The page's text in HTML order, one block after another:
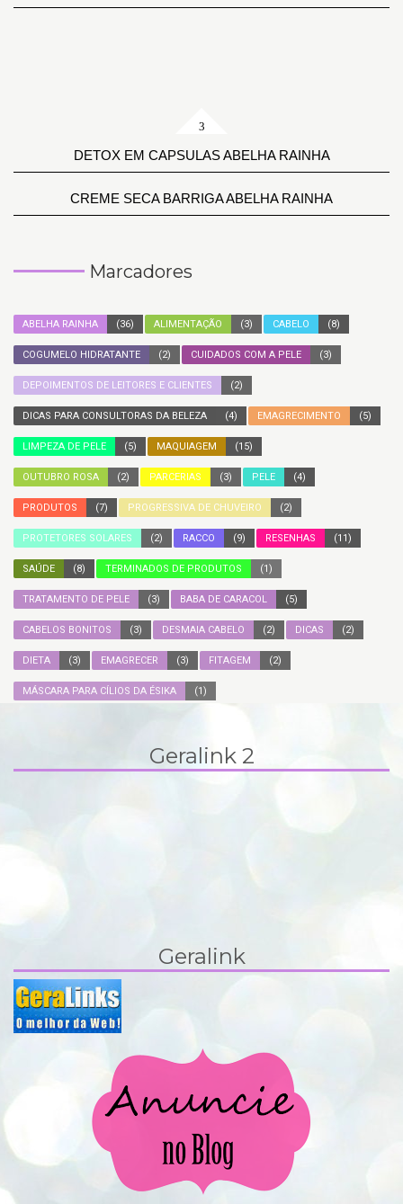
DETOX EM CAPSULAS ABELHA RAINHA
CREME SECA BARRIGA ABELHA RAINHA
Marcadores
ABELHA RAINHA (36) ALIMENTAÇÃO (3) CABELO (8)
COGUMELO HIDRATANTE (2) CUIDADOS COM A PELE (3)
DEPOIMENTOS DE LEITORES E CLIENTES (2)
DICAS PARA CONSULTORAS DA BELEZA (4) EMAGRECIMENTO (5)
LIMPEZA DE PELE (5) MAQUIAGEM (15)
OUTUBRO ROSA (2) PARCERIAS (3) PELE (4)
PRODUTOS (7) PROGRESSIVA DE CHUVEIRO (2)
PROTETORES SOLARES (2) RACCO (9) RESENHAS (11)
SAÚDE (8) TERMINADOS DE PRODUTOS (1)
TRATAMENTO DE PELE (3) BABA DE CARACOL (5)
CABELOS BONITOS (3) DESMAIA CABELO (2) DICAS (2)
DIETA (3) EMAGRECER (3) FITAGEM (2)
MÁSCARA PARA CÍLIOS DA ÉSIKA (1)
Geralink 2
Geralink